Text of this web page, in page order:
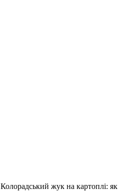
Колорадський жук на картоплі: як